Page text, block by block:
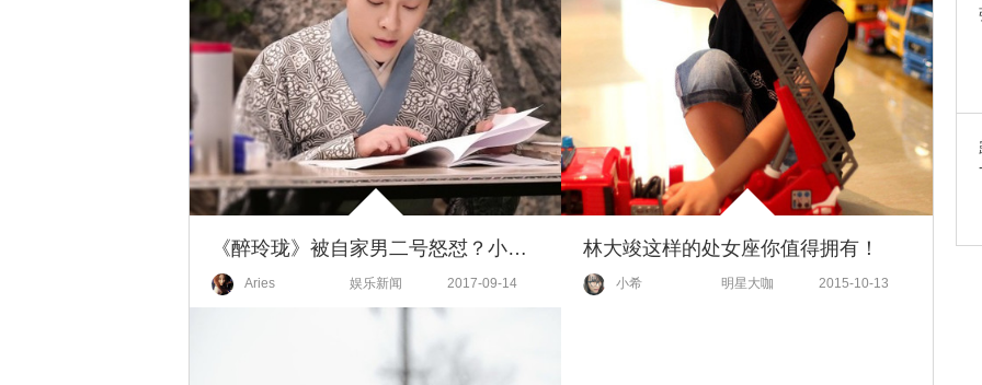
《醉玲珑》被自家男二号怒怼？小龙女甄嬛白浅赵敏周芷若竟然都是同一人在配音？！
Aries 娱乐新闻 2017-09-14
林大竣这样的处女座你值得拥有！
小希 明星大咖 2015-10-13